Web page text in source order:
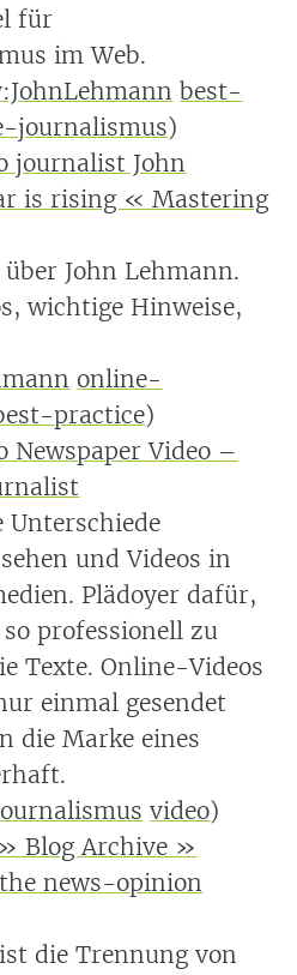
für
im Web.
best-
journalismus)
journalist John
is rising « Mastering
John Lehmann.
wichtige Hinweise,
online-
practice)
Newspaper Video –
Unterschiede
und Videos in
Plädoyer dafür,
professionell zu
Texte. Online-Videos
einmal gesendet
die Marke eines
video)
Blog Archive »
news-opinion
die Trennung von